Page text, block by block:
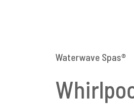
Waterwave Spas®